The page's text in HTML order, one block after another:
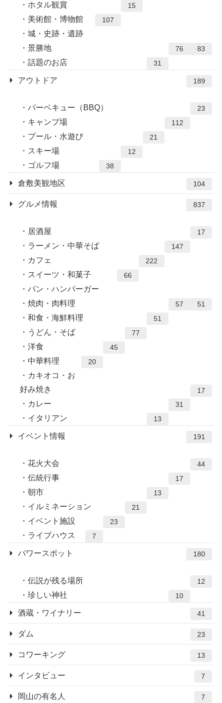
ホタル観賞 15
美術館・博物館 107
城・史跡・遺跡
83
景勝地 76
話題のお店 31
アウトドア 189
バーベキュー（BBQ） 23
キャンプ場 112
プール・水遊び 21
スキー場 12
ゴルフ場 38
倉敷美観地区 104
グルメ情報 837
居酒屋 17
ラーメン・中華そば 147
カフェ 222
スイーツ・和菓子 66
パン・ハンバーガー
51
焼肉・肉料理 57
和食・海鮮料理 51
うどん・そば 77
洋食 45
中華料理 20
カキオコ・お
好み焼き
17
カレー 31
イタリアン 13
イベント情報 191
花火大会 44
伝統行事 17
朝市 13
イルミネーション 21
イベント施設 23
ライブハウス 7
パワースポット 180
伝説が残る場所 12
珍しい神社 10
酒蔵・ワイナリー 41
ダム 23
コワーキング 13
インタビュー 7
岡山の有名人 7